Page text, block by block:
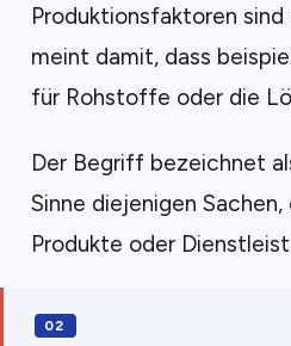
Produktionsfaktoren
meint damit, dass
für Rohstoffe oder die
Der Begriff bezeichnet
Sinne diejenigen
Produkte oder